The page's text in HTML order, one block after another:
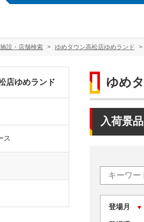
施設・店舗検索 ゆめタウン高松店ゆめランド
ゆめ
入荷景
登場月
店ゆめランド
ス